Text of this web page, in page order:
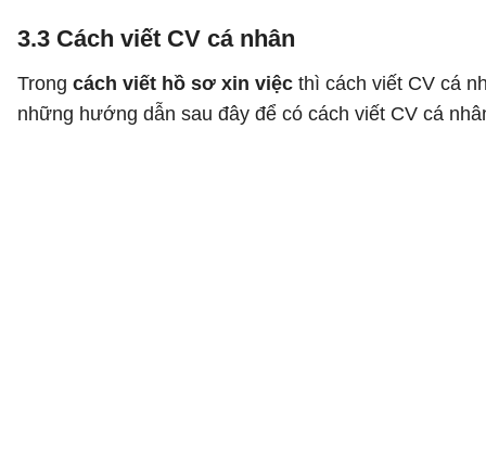
3.3 Cách viết CV cá nhân
Trong cách viết hồ sơ xin việc thì cách viết CV cá
những hướng dẫn sau đây để có cách viết CV cá